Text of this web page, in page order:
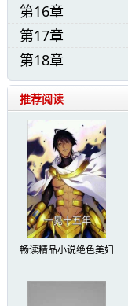
第16章
第17章
第18章
推荐阅读
畅读精品小说绝色美妇